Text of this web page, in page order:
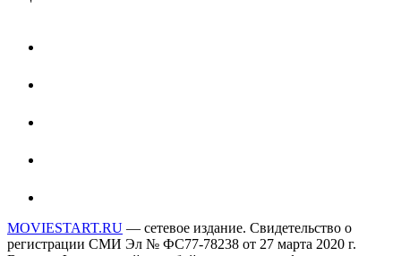
MOVIESTART.RU — сетевое издание. Свидетельство о
регистрации СМИ Эл № ФС77-78238 от 27 марта 2020 г.